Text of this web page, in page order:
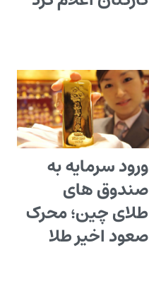
ورود سرمایه به
صندوق های
طلای چین؛ محرک
صعود اخیر طلا